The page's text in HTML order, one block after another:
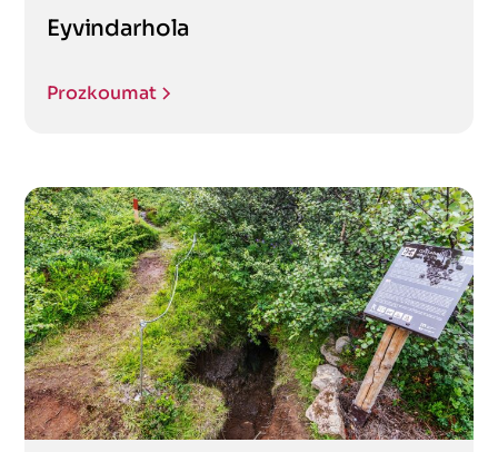
Eyvindarhola
Prozkoumat